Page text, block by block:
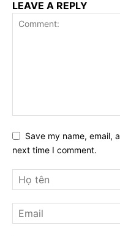
LEAVE A REPLY
Save my name, email,
next time I comment.